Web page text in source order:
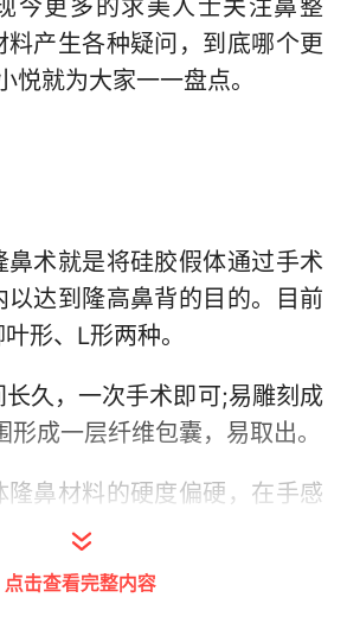
今更多的求美人士关注鼻整
料产生各种疑问，到底哪个更
悦就为大家一一盘点。
鼻术就是将硅胶假体通过手术
以达到隆高鼻背的目的。目前
形、L形两种。
久，一次手术即可;易雕刻成
成一层纤维包囊，易取出。
隆鼻材料的硬度偏硬，在手感
涩的感觉，也可能造成假体穿
隆鼻材料可能会出现透光和鼻
点击查看完整内容